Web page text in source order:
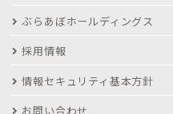
ぶらあぼホールディングス
採用情報
情報セキュリティ基本方針
お問い合わせ